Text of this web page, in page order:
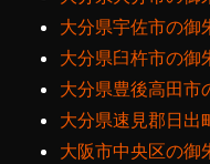
大分県宇佐市の御
大分県臼杵市の御
大分県豊後高田市
大分県速見郡日出
大阪市中央区の御